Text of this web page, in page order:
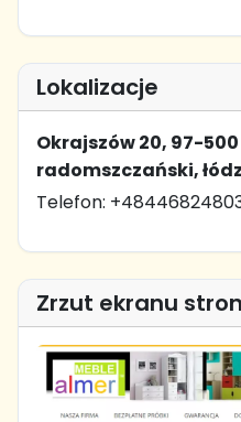
Lokalizacje
Okrajszów 20, 97-
radomszczański,
Telefon:
Zrzut ekranu